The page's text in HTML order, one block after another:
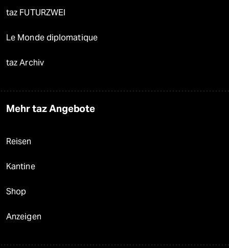
taz FUTURZWEI
Le Monde diplomatique
taz Archiv
Mehr taz Angebote
Reisen
Kantine
Shop
Anzeigen